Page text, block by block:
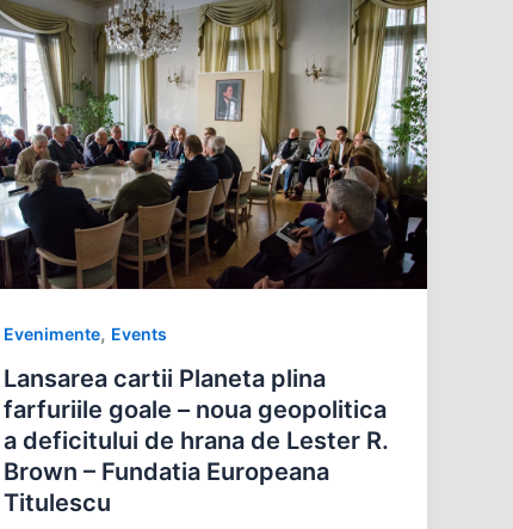
Evenimente, Events
Lansarea cartii Planeta plina
farfuriile goale – noua geopolitica
a deficitului de hrana de Lester R.
Brown – Fundatia Europeana
Titulescu